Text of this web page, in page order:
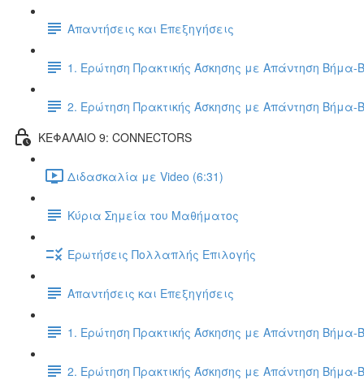
Απαντήσεις και Επεξηγήσεις
1. Ερώτηση Πρακτικής Άσκησης με Απάντηση Βήμα-
2. Ερώτηση Πρακτικής Άσκησης με Απάντηση Βήμα-
ΚΕΦΑΛΑΙΟ 9: CONNECTORS
Διδασκαλία με Video (6:31)
Κύρια Σημεία του Μαθήματος
Ερωτήσεις Πολλαπλής Επιλογής
Απαντήσεις και Επεξηγήσεις
1. Ερώτηση Πρακτικής Άσκησης με Απάντηση Βήμα-
2. Ερώτηση Πρακτικής Άσκησης με Απάντηση Βήμα-